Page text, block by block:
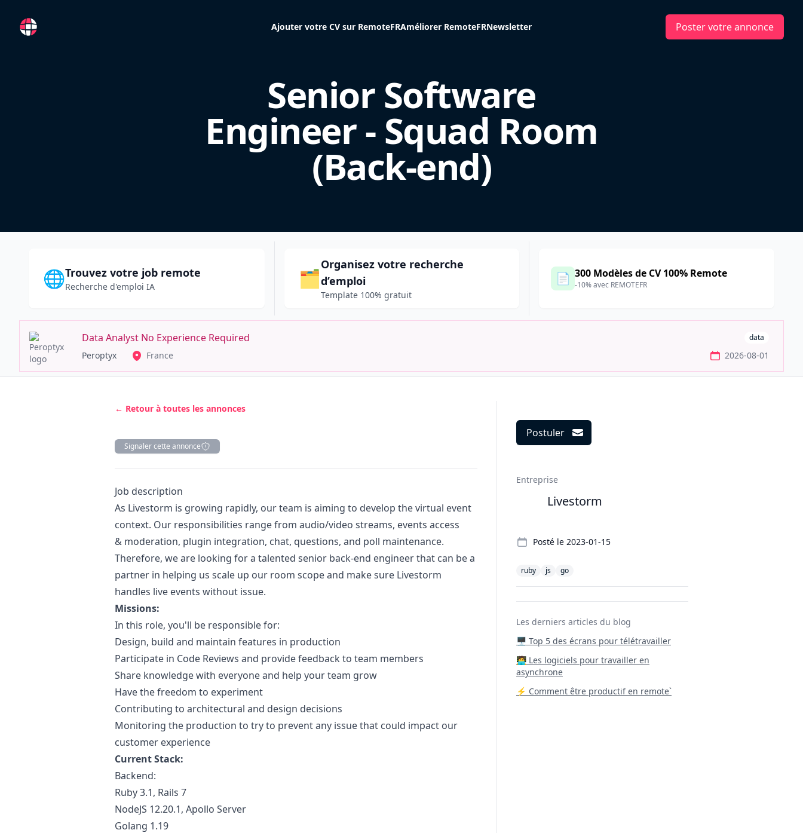
RemoteFR Ajouter votre CV sur RemoteFRAméliorer RemoteFRNewsletter Poster votre annonce
Senior Software
Engineer - Squad Room
(Back-end)
🌐Trouvez votre job remote
Recherche d'emploi IA 🗂️
Organisez votre recherche
d’emploi
Template 100% gratuit
📄 300 Modèles de CV 100% Remote
-10% avec REMOTEFR
Data Analyst No Experience Required data
Peroptyx France 2026-08-01
← Retour à toutes les annonces
Signaler cette annonce
Description
Job description
As Livestorm is growing rapidly, our team is aiming to develop the virtual event
context. Our responsibilities range from audio/video streams, events access
& moderation, plugin integration, chat, questions, and poll maintenance.
Therefore, we are looking for a talented senior back-end engineer that can be a
partner in helping us scale up our room scope and make sure Livestorm
handles live events without issue.
Missions:
In this role, you'll be responsible for:
Design, build and maintain features in production
Participate in Code Reviews and provide feedback to team members
Share knowledge with everyone and help your team grow
Have the freedom to experiment
Contributing to architectural and design decisions
Monitoring the production to try to prevent any issue that could impact our
customer experience
Current Stack:
Backend:
Ruby3.1, Rails 7
NodeJS 12.20.1, Apollo Server
Golang 1.19
Postuler
Entreprise
Livestorm
Posté le 2023-01-15
ruby js go
Les derniers articles du blog
🖥️ Top 5 des écrans pour télétravailler
‍🧑‍💻 Les logiciels pour travailler en
asynchrone
⚡ Comment être productif en remote`